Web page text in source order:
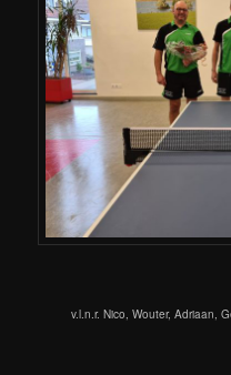
v.l.n.r. Nico, Wouter, Adriaan,